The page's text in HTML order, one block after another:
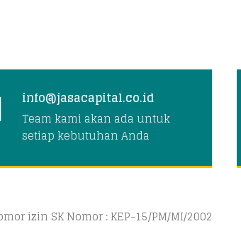
info@jasacapital.co.id
Team kami akan ada untuk
setiap kebutuhan Anda
izin SK Nomor : KEP-15/PM/MI/2002